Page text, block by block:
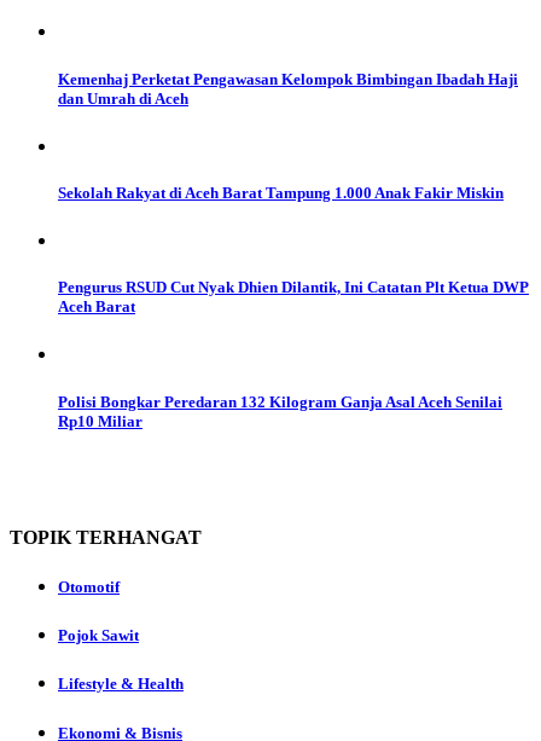
Kemenhaj Perketat Pengawasan Kelompok Bimbingan Ibadah Haji
dan Umrah di Aceh
Sekolah Rakyat di Aceh Barat Tampung 1.000 Anak Fakir Miskin
Pengurus RSUD Cut Nyak Dhien Dilantik, Ini Catatan Plt Ketua DWP
Aceh Barat
Polisi Bongkar Peredaran 132 Kilogram Ganja Asal Aceh Senilai
Rp10 Miliar
TOPIK TERHANGAT
Otomotif
Pojok Sawit
Lifestyle & Health
Ekonomi & Bisnis